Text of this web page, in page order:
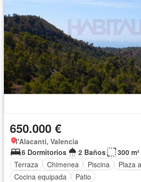
650.000 €
l'Alacantí, Valencia
6 Dormitorios
2 Baños
300 m²
Terraza
Chimenea Piscina
Plaza
Cocina equipada
Patio